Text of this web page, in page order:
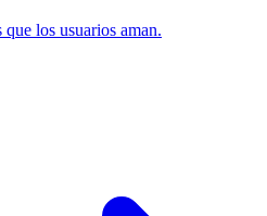
los usuarios aman.